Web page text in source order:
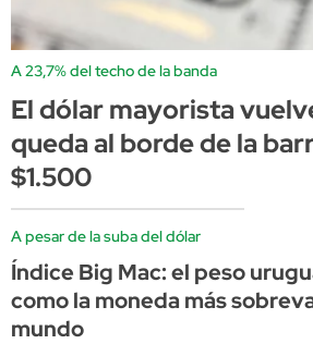
A 23,7% del techo de la banda
El dólar mayorista
queda al borde de la
$1.500
A pesar de la suba del dólar
Índice Big Mac: el peso
como la moneda más
mundo